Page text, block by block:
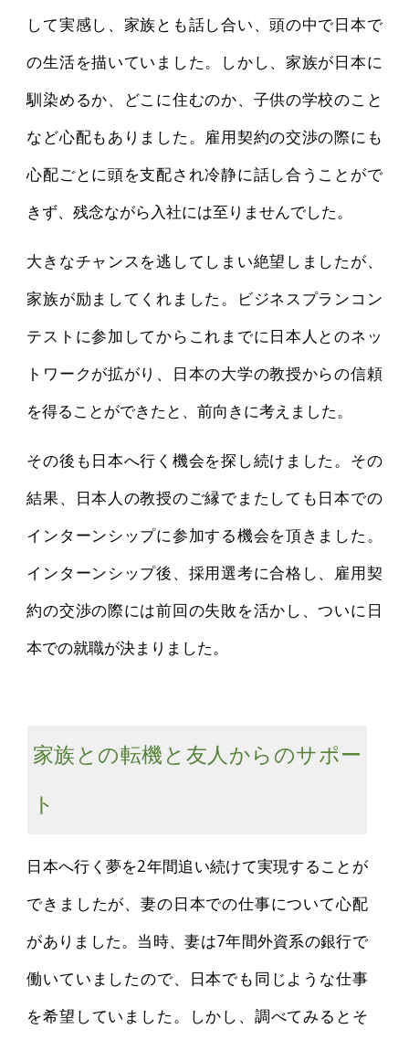
して実感し、家族とも話し合い、頭の中で日本で
の生活を描いていました。しかし、家族が日本に
馴染めるか、どこに住むのか、子供の学校のこと
など心配もありました。雇用契約の交渉の際にも
心配ごとに頭を支配され冷静に話し合うことがで
きず、残念ながら入社には至りませんでした。
大きなチャンスを逃してしまい絶望しましたが、
家族が励ましてくれました。ビジネスプランコン
テストに参加してからこれまでに日本人とのネッ
トワークが拡がり、日本の大学の教授からの信頼
を得ることができたと、前向きに考えました。
その後も日本へ行く機会を探し続けました。その
結果、日本人の教授のご縁でまたしても日本での
インターンシップに参加する機会を頂きました。
インターンシップ後、採用選考に合格し、雇用契
約の交渉の際には前回の失敗を活かし、ついに日
本での就職が決まりました。
家族との転機と友人からのサポー
ト
日本へ行く夢を2年間追い続けて実現することが
できましたが、妻の日本での仕事について心配
がありました。当時、妻は7年間外資系の銀行で
働いていましたので、日本でも同じような仕事
を希望していました。しかし、調べてみるとそ